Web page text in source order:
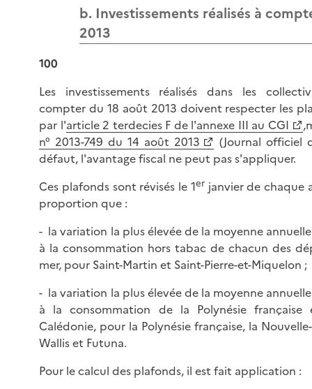
b. Investissements réalisés à
2013
100
Les investissements réalisés dans les
compter du 18 août 2013 doivent respecter les
par l'article 2 terdecies F de l'annexe III au CGI
n° 2013-749 du 14 août 2013
(Journal officiel
défaut, l'avantage fiscal ne peut pas s'appliquer.
Ces plafonds sont révisés le 1erjanvier de chaque
proportion que :
- la variation la plus élevée de la moyenne
à la consommation hors tabac de chacun des
mer, pour Saint-Martin et Saint-Pierre-et-Miquelon ;
- la variation la plus élevée de la moyenne
à la consommation de la Polynésie
Calédonie, pour la Polynésie française, la
Wallis et Futuna.
Pour le calcul des plafonds, il est fait application :